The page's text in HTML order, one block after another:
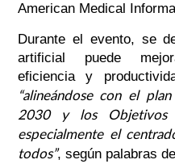
American Medical
Durante el evento, se
artificial puede
eficiencia y
“alineándose con el
2030 y los Objetivos
especialmente el
todos”, según palabras